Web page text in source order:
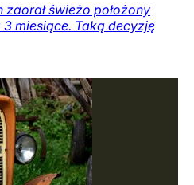
świeżo położony
miesiące. Taką decyzję